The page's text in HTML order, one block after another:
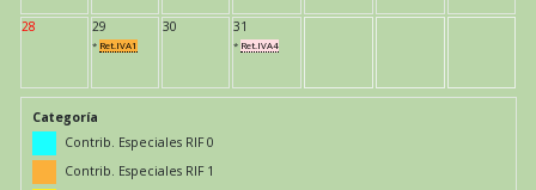
28 29
* Ret.IVA1
30 31
* Ret.IVA4
Categoría
Contrib. Especiales RIF 0
Contrib. Especiales RIF 1